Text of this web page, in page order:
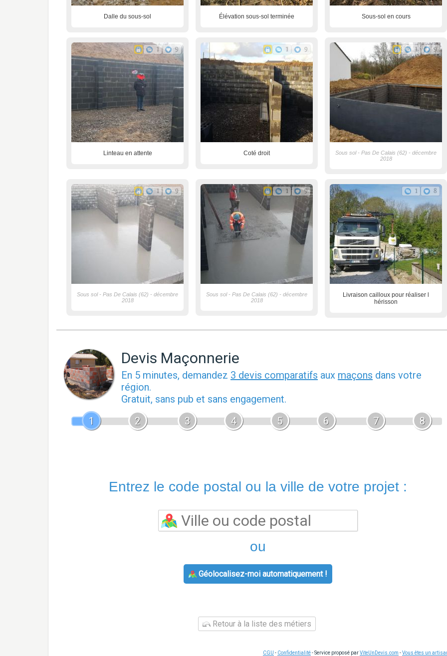
Dalle du sous-sol Élévation sous-sol terminée Sous-sol en cours
1 9
Linteau en attente
1 9
Coté droit
1 9
Sous sol - Pas De Calais (62) - décembre
2018
1 9
Sous sol - Pas De Calais (62) - décembre
2018
1 9
Sous sol - Pas De Calais (62) - décembre
2018
1 8
Livraison cailloux pour réaliser l
hérisson
Devis Maçonnerie
En 5 minutes, demandez 3 devis comparatifs aux maçons dans votre
région.
Gratuit, sans pub et sans engagement.
1
2 3 4 5 6 7 8
Entrez le code postal ou la ville de votre projet :
ou
Géolocalisez-moi automatiquement !
Retour à la liste des métiers
CGU - Confidentialité- Service proposé parViteUnDevis.com -Vous êtes un